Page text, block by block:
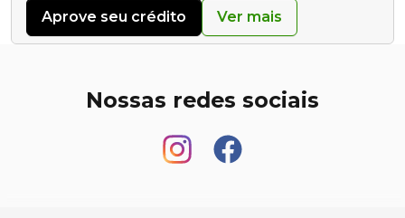
Aprove seu crédito Ver mais
Nossas redes sociais